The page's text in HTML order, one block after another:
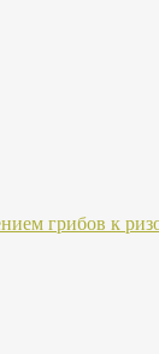
грибов к